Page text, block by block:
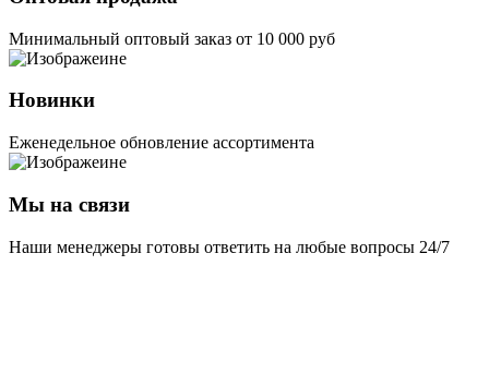
Минимальный оптовый заказ от 10 000 руб
Новинки
Еженедельное обновление ассортимента
Мы на связи
Наши менеджеры готовы ответить на любые вопросы 24/7